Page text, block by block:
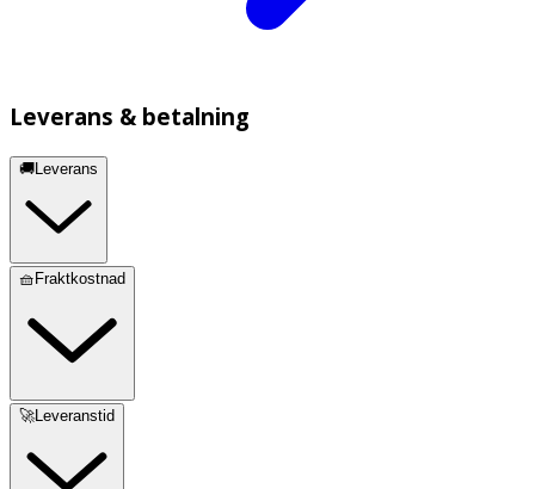
Leverans & betalning
🚚Leverans
🧺Fraktkostnad
🚀Leveranstid